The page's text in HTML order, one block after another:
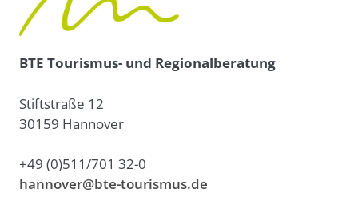
BTE Tourismus- und Regionalberatung
Stiftstraße 12
30159 Hannover
+49 (0)511/701 32-0
hannover@bte-tourismus.de